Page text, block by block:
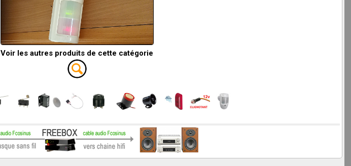
Voir les autres produits de cette catégorie